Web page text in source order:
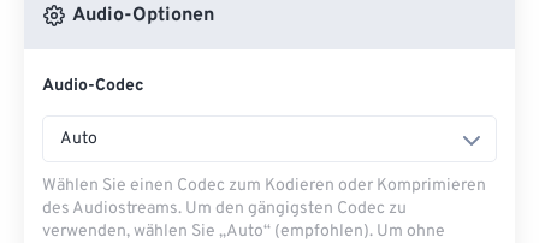
Audio-Optionen
Audio-Codec
Auto
Wählen Sie einen Codec zum Kodieren oder Komprimieren
des Audiostreams. Um den gängigsten Codec zu
verwenden, wählen Sie „Auto“ (empfohlen). Um ohne